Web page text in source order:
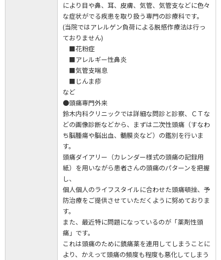
により目や鼻、耳、皮膚、気管、気管支などに色々
な症状がでる疾患を取り扱う専門の診療科です。
(当院ではアレルゲン負荷による脱感作療法は行っ
ておりません)
■花粉症
■アレルギー性鼻炎
■気管支喘息
■じんま疹
など
●頭痛専門外来
鈴木内科クリニックでは詳細な問診と診察、ＣＴな
どの画像診断などから、まずは二次性頭痛（すなわ
ち脳腫瘍や脳出血、髄膜炎など）の鑑別を行いま
す。
頭痛ダイアリー（カレンダー様式の頭痛の記録用
紙）を用いながら患者さんの頭痛のパターンを把握
し、
個人個人のライフスタイルに合わせた頭痛頓挫、予
防治療をご提供させていただくように努めておりま
す。
また、最近特に問題になっているのが「薬剤性頭
痛」です。
これは頭痛のために鎮痛薬を連用してしまうことに
より、かえって頭痛の頻度も程度も悪化してしまう